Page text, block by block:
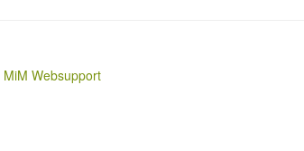
MiM Websupport